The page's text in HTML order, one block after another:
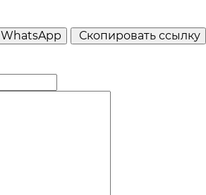
WhatsApp
Скопировать ссылку